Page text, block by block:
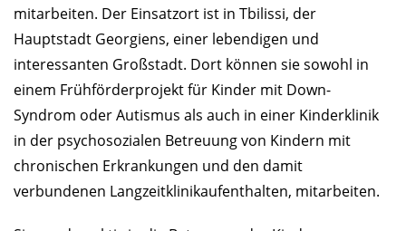
mitarbeiten. Der Einsatzort ist in Tbilissi, der
Hauptstadt Georgiens, einer lebendigen und
interessanten Großstadt. Dort können sie sowohl in
einem Frühförderprojekt für Kinder mit Down-
Syndrom oder Autismus als auch in einer Kinderklinik
in der psychosozialen Betreuung von Kindern mit
chronischen Erkrankungen und den damit
verbundenen Langzeitklinikaufenthalten, mitarbeiten.